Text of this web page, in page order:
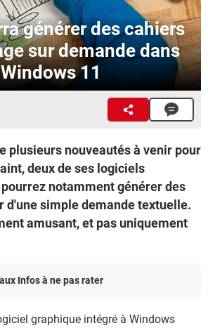
générer des cahiers
sur demande dans
Windows 11
plusieurs nouveautés à venir pour
deux de ses logiciels
notamment générer des
d'une simple demande textuelle.
amusant, et pas uniquement
Infos à ne pas rater
graphique intégré à Windows